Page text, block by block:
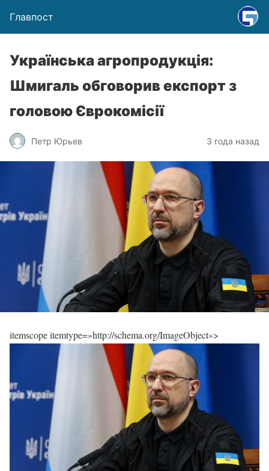
Главпост
Українська агропродукція:
Шмигаль обговорив експорт з
головою Єврокомісії
Петр Юрьев 3 года назад
itemscope itemtype=»http://schema.org/ImageObject»>